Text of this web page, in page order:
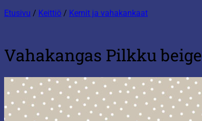
Etusivu / Keittiö / Kernit ja vahakankaat
Vahakangas Pilkku beige